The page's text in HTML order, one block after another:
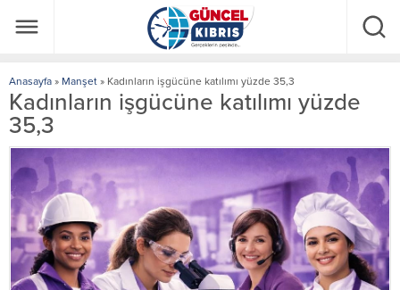
Anasayfa » Manşet » Kadınların işgücüne katılımı yüzde 35,3
Kadınların işgücüne katılımı yüzde
35,3